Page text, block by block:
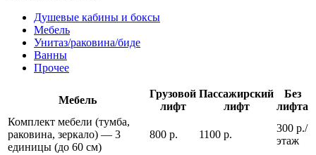
Душевые кабины и боксы
Мебель
Унитаз/раковина/биде
Ванны
Прочее
Мебель
Грузовой
лифт
Пассажирский
лифт
Без
лифта
Комплект мебели (тумба,
раковина, зеркало) — 3
единицы (до 60 см)
800 р. 1100 р.
300 р./
этаж